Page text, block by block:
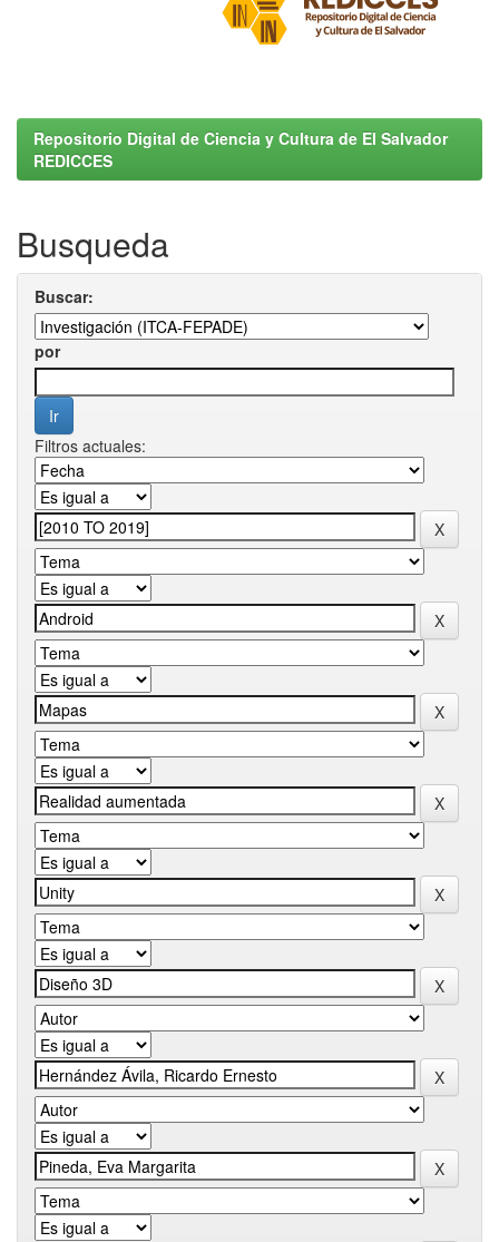
Repositorio Digital de Ciencia y Cultura de El Salvador
REDICCES
Busqueda
Buscar:
por
Filtros actuales: